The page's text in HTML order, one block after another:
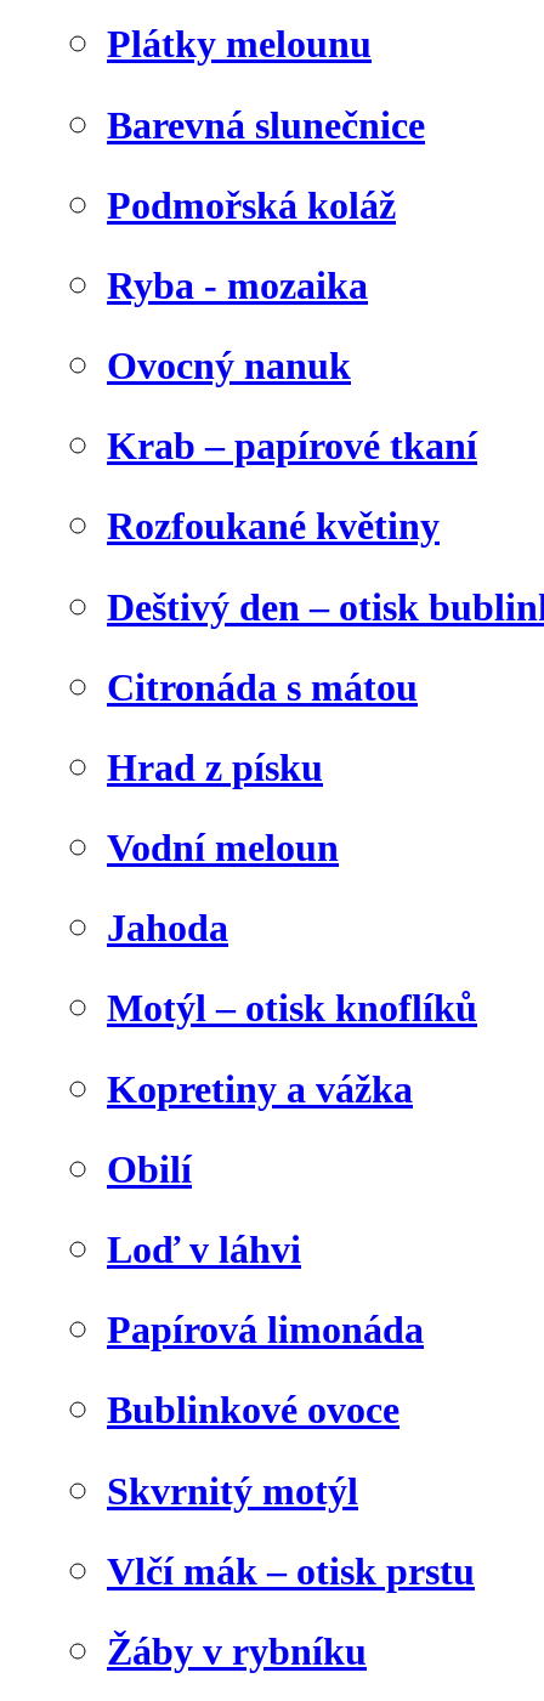
Plátky melounu
Barevná slunečnice
Podmořská koláž
Ryba - mozaika
Ovocný nanuk
Krab – papírové tkaní
Rozfoukané květiny
Deštivý den – otisk
Citronáda s mátou
Hrad z písku
Vodní meloun
Jahoda
Motýl – otisk knoflíků
Kopretiny a vážka
Obilí
Loď v láhvi
Papírová limonáda
Bublinkové ovoce
Skvrnitý motýl
Vlčí mák – otisk prstu
Žáby v rybníku